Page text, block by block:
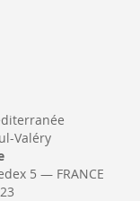
Valéry
5 — FRANCE